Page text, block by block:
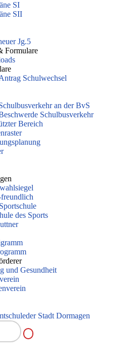
SI
SII
Jg.5
Formulare
Schulwechsel
an der BvS
Schulbusverkehr
Bereich
des Sports
und Gesundheit
der Stadt Dormagen